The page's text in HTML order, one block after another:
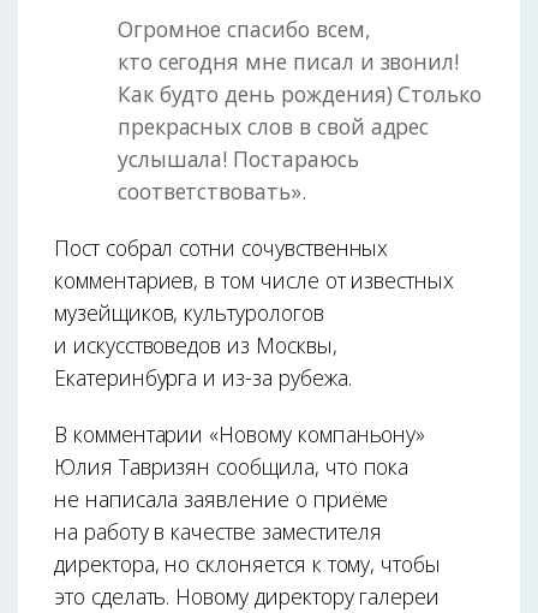
Огромное спасибо всем,
кто сегодня мне писал и звонил!
Как будто день рождения) Столько
прекрасных слов в свой адрес
услышала! Постараюсь
соответствовать».
Пост собрал сотни сочувственных
комментариев, в том числе от известных
музейщиков, культурологов
и искусствоведов из Москвы,
Екатеринбурга и из-за рубежа.
В комментарии «Новому компаньону»
Юлия Тавризян сообщила, что пока
не написала заявление о приёме
на работу в качестве заместителя
директора, но склоняется к тому, чтобы
это сделать. Новому директору галереи